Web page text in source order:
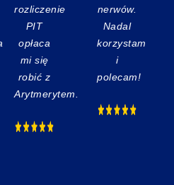
rozliczenie
PIT
opłaca
mi się
robić z
Arytmerytem.
nerwów.
Nadal
korzystam
i
polecam!